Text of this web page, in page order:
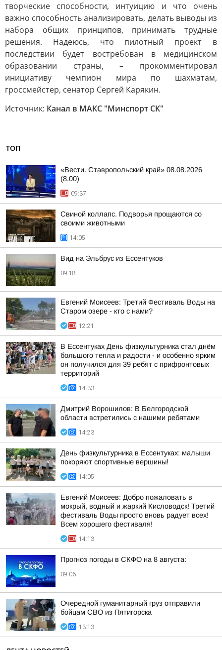
творческие способности, интуицию и что очень
важно способность анализировать, делать выводы из
набора общих принципов, принимать трудные
решения. Надеюсь, что пилотный проект в
последствии будет востребован в медицинском
образовании страны, – прокомментировал
инициативу чемпион мира по шахматам,
гроссмейстер, сенатор Сергей Карякин.
Источник: Канал в МАКС "Минспорт СК"
ТОП
«Вести. Ставропольский край» 08.08.2026
(8.00)
09:37
Свиной коллапс. Подворья прощаются со
своими животными
14:05
Вид на Эльбрус из Ессентуков
09:18
Евгений Моисеев: Третий Фестиваль Воды на
Старом озере - кто с нами?
12:21
В Ессентуках День физкультурника стал днём
большого тепла и радости - и особенно ярким
он получился для 39 ребят с прифронтовых
территорий
14:33
Дмитрий Ворошилов: В Белгородской
области встретились с нашими ребятами
14:23
День физкультурника в Ессентуках: малыши
покоряют спортивные вершины!
14:05
Евгений Моисеев: Добро пожаловать в
мокрый, водный и жаркий Кисловодск! Третий
фестиваль Воды просто вновь радует всех!
Всем хорошего фестиваля!
14:13
Прогноз погоды в СКФО на 8 августа:
09:06
Очередной гуманитарный груз отправили
бойцам СВО из Пятигорска
13:13